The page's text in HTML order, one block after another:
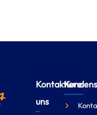
Kontaktiere
uns